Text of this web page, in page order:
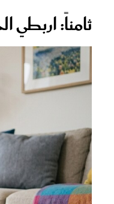
ثامناً: اربطي